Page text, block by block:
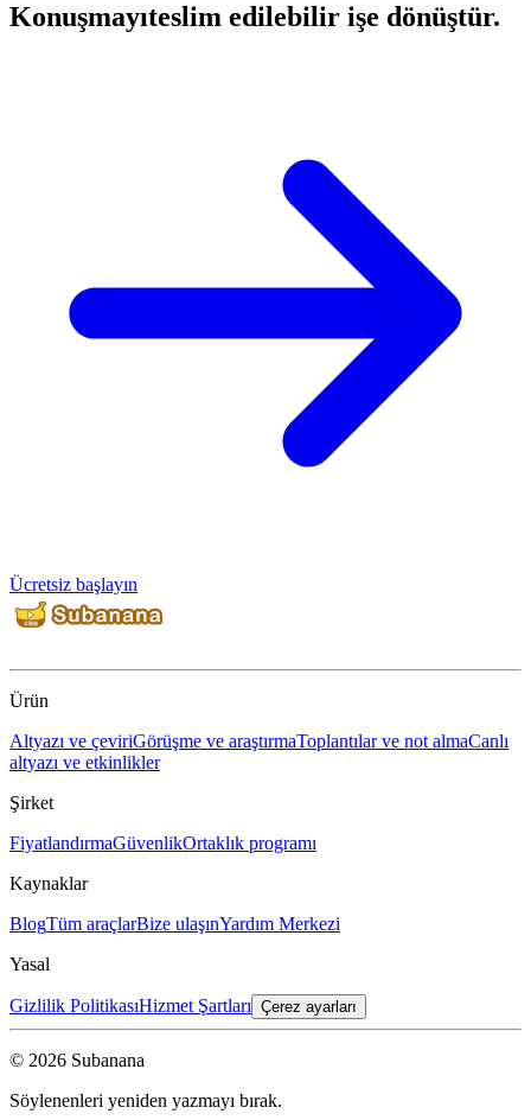
Konuşmayıteslim edilebilir işe dönüştür.
Ücretsiz başlayın
Ürün
Altyazı ve çeviriGörüşme ve araştırmaToplantılar ve not almaCanlı
altyazı ve etkinlikler
Şirket
FiyatlandırmaGüvenlikOrtaklık programı
Kaynaklar
BlogTüm araçlarBize ulaşınYardım Merkezi
Yasal
Gizlilik PolitikasıHizmet Şartları Çerez ayarları
© 2026 Subanana
Söylenenleri yeniden yazmayı bırak.